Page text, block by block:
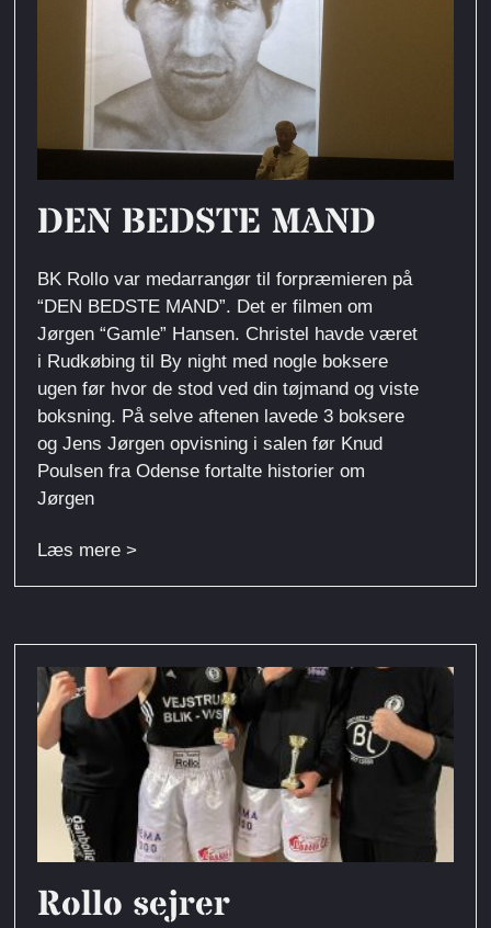
DEN BEDSTE MAND
BK Rollo var medarrangør til forpræmieren på
“DEN BEDSTE MAND”. Det er filmen om
Jørgen “Gamle” Hansen. Christel havde været
i Rudkøbing til By night med nogle boksere
ugen før hvor de stod ved din tøjmand og viste
boksning. På selve aftenen lavede 3 boksere
og Jens Jørgen opvisning i salen før Knud
Poulsen fra Odense fortalte historier om
Jørgen
Læs mere >
Rollo sejrer